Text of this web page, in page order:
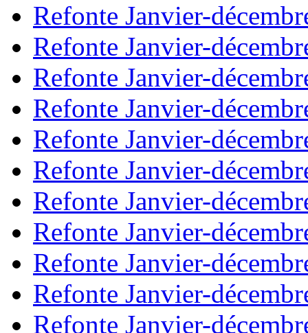
Refonte Janvier-
Refonte Janvier-
Refonte Janvier-
Refonte Janvier-
Refonte Janvier-
Refonte Janvier-
Refonte Janvier-
Refonte Janvier-
Refonte Janvier-
Refonte Janvier-
Refonte Janvier-